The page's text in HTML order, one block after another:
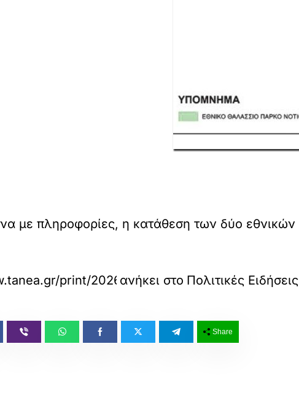
με πληροφορίες, η κατάθεση των δύο
print/2026/06/25/politics/nea-paratasi-
ανήκει στο Πολιτικές
Share